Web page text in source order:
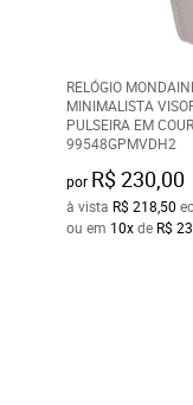
RELÓGIO
MINIMALISTA
PULSEIRA EM
99548GPMVDH2
por R$ 230,00
à vista R$ 218,50
ou em 10xde R$